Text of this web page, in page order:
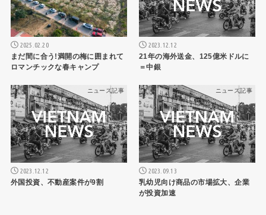
2025.02.20
まだ間に合う!満開の梅に囲まれて
ロマンチックな春キャンプ
2023.12.12
21年の海外送金、125億米ドルに
＝中銀
ニュース記事
2023.12.12
外国投資、不動産案件が9割
ニュース記事
2023.09.13
乳幼児向け商品の市場拡大、企業
が投資加速